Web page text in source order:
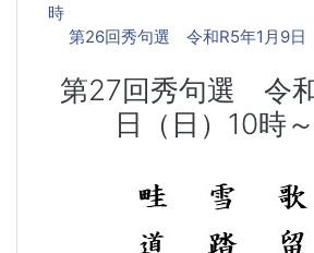
時
第26回秀句選 令和R5年1月9日
第27回秀句選 令
日（日）10時
第27回秀句選 令和